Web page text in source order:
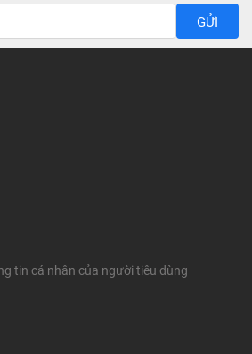
GỬI
tin cá nhân của người tiêu dùng